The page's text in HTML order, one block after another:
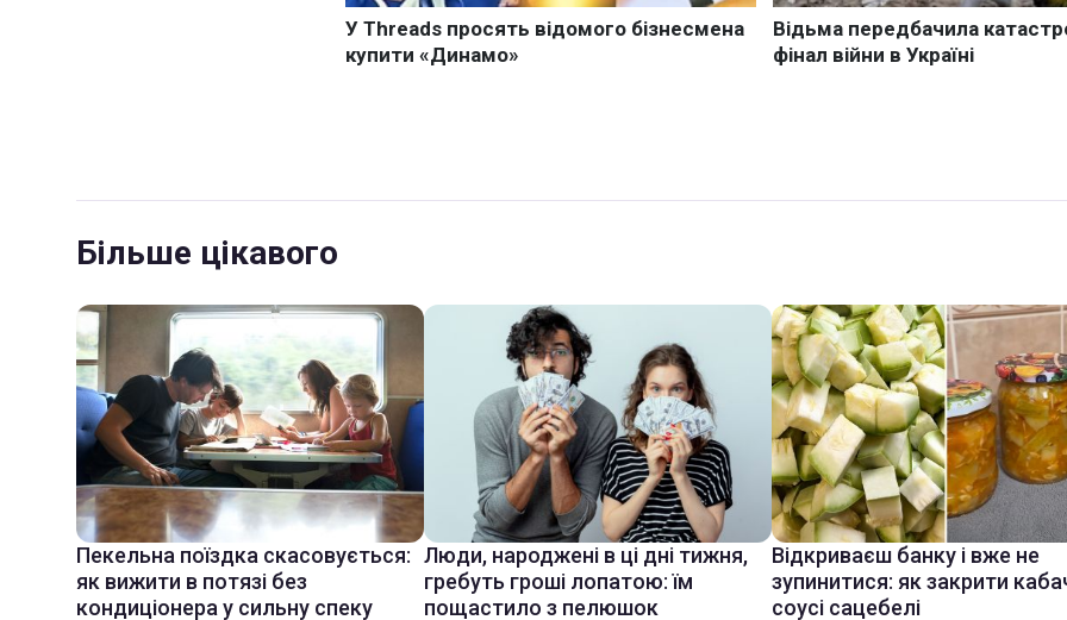
Більше цікавого
Пекельна поїздка скасовується:
як вижити в потязі без
кондиціонера у сильну спеку
Люди, народжені в ці дні тижня,
гребуть гроші лопатою: їм
пощастило з пелюшок
Відкриваєш банку і вже не
зупинитися: як закрити
соусі сацебелі